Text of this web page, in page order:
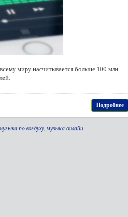
миру насчитывается больше 100 млн.
Подробнее
по воздуху,музыка онлайн